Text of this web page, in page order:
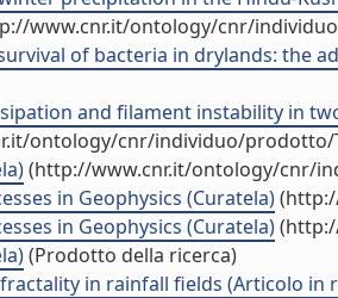
www.cnr.it/ontology/cnr/
of bacteria in drylands: the
and filament instability in
ontology/cnr/individuo/prodotto/
(http://www.cnr.it/ontology/cnr/
in Geophysics (Curatela)
in Geophysics (Curatela)
(Prodotto della ricerca)
in rainfall fields (Articolo in